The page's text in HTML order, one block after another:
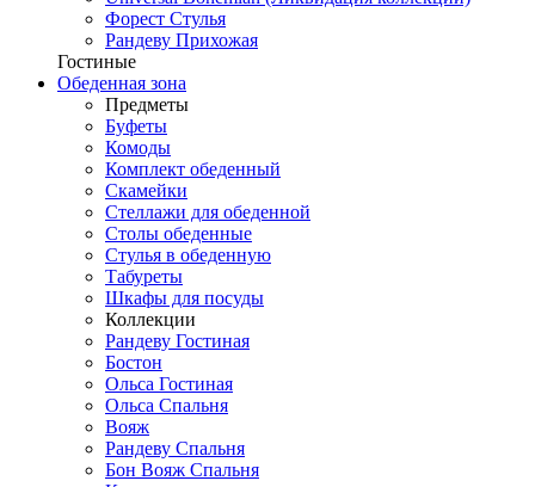
Форест Стулья
Рандеву Прихожая
Гостиные
Обеденная зона
Предметы
Буфеты
Комоды
Комплект обеденный
Скамейки
Стеллажи для обеденной
Столы обеденные
Стулья в обеденную
Табуреты
Шкафы для посуды
Коллекции
Рандеву Гостиная
Бостон
Ольса Гостиная
Ольса Спальня
Вояж
Рандеву Спальня
Бон Вояж Спальня